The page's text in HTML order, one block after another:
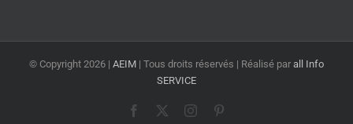
© Copyright 2026 | AEIM | Tous droits réservés | Réalisé par all Info
SERVICE
Facebook Instagram